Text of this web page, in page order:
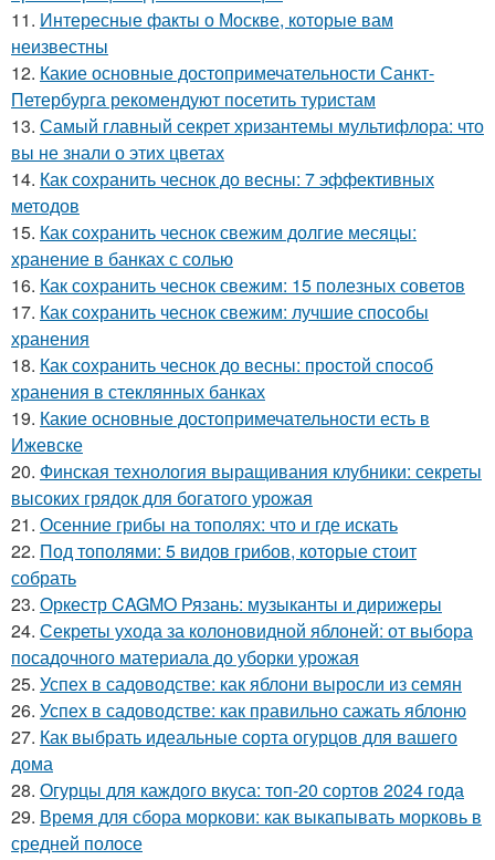
11. Интересные факты о Москве, которые вам
неизвестны
12. Какие основные достопримечательности Санкт-
Петербурга рекомендуют посетить туристам
13. Самый главный секрет хризантемы мультифлора: что
вы не знали о этих цветах
14. Как сохранить чеснок до весны: 7 эффективных
методов
15. Как сохранить чеснок свежим долгие месяцы:
хранение в банках с солью
16. Как сохранить чеснок свежим: 15 полезных советов
17. Как сохранить чеснок свежим: лучшие способы
хранения
18. Как сохранить чеснок до весны: простой способ
хранения в стеклянных банках
19. Какие основные достопримечательности есть в
Ижевске
20. Финская технология выращивания клубники: секреты
высоких грядок для богатого урожая
21. Осенние грибы на тополях: что и где искать
22. Под тополями: 5 видов грибов, которые стоит
собрать
23. Оркестр CAGMO Рязань: музыканты и дирижеры
24. Секреты ухода за колоновидной яблоней: от выбора
посадочного материала до уборки урожая
25. Успех в садоводстве: как яблони выросли из семян
26. Успех в садоводстве: как правильно сажать яблоню
27. Как выбрать идеальные сорта огурцов для вашего
дома
28. Огурцы для каждого вкуса: топ-20 сортов 2024 года
29. Время для сбора моркови: как выкапывать морковь в
средней полосе